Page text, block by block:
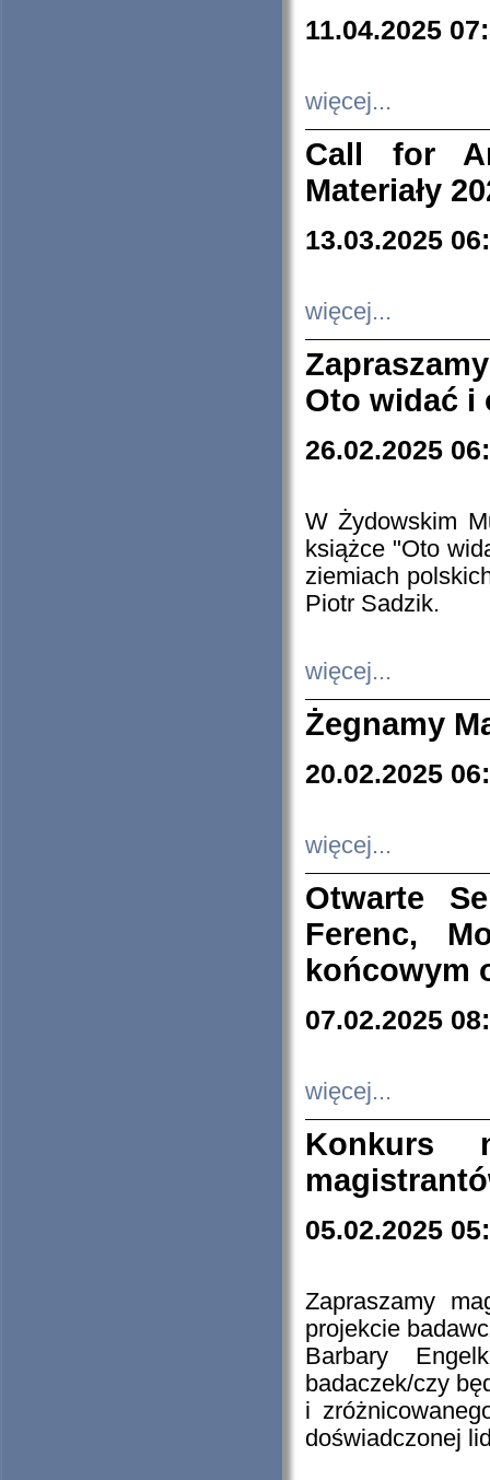
11.04.2025
więcej...
Call for
Materiały
13.03.2025
więcej...
Oto widać i
26.02.2025
W Żydowskim
książce "Oto
ziemiach
Piotr Sadzik.
więcej...
Żegnamy
20.02.2025
więcej...
Otwarte
Ferenc,
końcowym
07.02.2025
więcej...
Konkurs
05.02.2025
Zapraszamy
projekcie
Barbary
badaczek/czy
i
doświadczonej